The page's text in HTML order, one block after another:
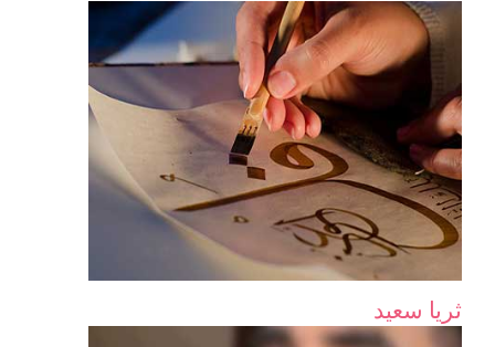
ثريا سعيد